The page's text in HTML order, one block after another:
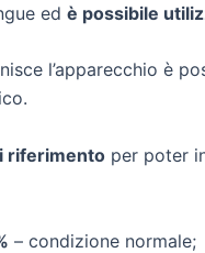
ed è possibile
l’apparecchio è
riferimento per poter
– condizione normale;